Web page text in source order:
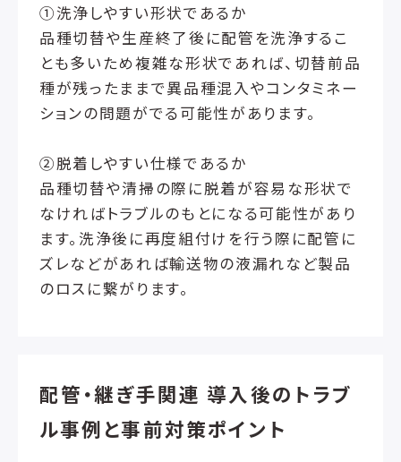
①洗浄しやすい形状であるか
品種切替や生産終了後に配管を洗浄するこ
とも多いため複雑な形状であれば、切替前品
種が残ったままで異品種混入やコンタミネー
ションの問題がでる可能性があります。
②脱着しやすい仕様であるか
品種切替や清掃の際に脱着が容易な形状で
なければトラブルのもとになる可能性があり
ます。洗浄後に再度組付けを行う際に配管に
ズレなどがあれば輸送物の液漏れなど製品
のロスに繋がります。
配管・継ぎ手関連 導入後のトラブ
ル事例と事前対策ポイント